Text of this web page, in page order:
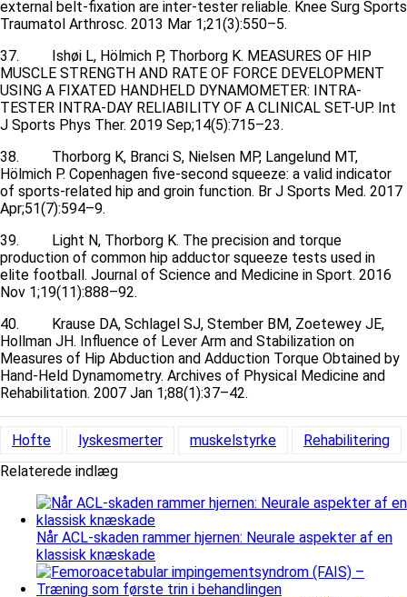
external belt-fixation are inter-tester reliable. Knee Surg Sports
Traumatol Arthrosc. 2013 Mar 1;21(3):550–5.
37. Ishøi L, Hölmich P, Thorborg K. MEASURES OF HIP
MUSCLE STRENGTH AND RATE OF FORCE DEVELOPMENT
USING A FIXATED HANDHELD DYNAMOMETER: INTRA-
TESTER INTRA-DAY RELIABILITY OF A CLINICAL SET-UP. Int
J Sports Phys Ther. 2019 Sep;14(5):715–23.
38. Thorborg K, Branci S, Nielsen MP, Langelund MT,
Hölmich P. Copenhagen five-second squeeze: a valid indicator
of sports-related hip and groin function. Br J Sports Med. 2017
Apr;51(7):594–9.
39. Light N, Thorborg K. The precision and torque
production of common hip adductor squeeze tests used in
elite football. Journal of Science and Medicine in Sport. 2016
Nov 1;19(11):888–92.
40. Krause DA, Schlagel SJ, Stember BM, Zoetewey JE,
Hollman JH. Influence of Lever Arm and Stabilization on
Measures of Hip Abduction and Adduction Torque Obtained by
Hand-Held Dynamometry. Archives of Physical Medicine and
Rehabilitation. 2007 Jan 1;88(1):37–42.
Hofte lyskesmerter muskelstyrke
Rehabilitering
Relaterede indlæg
Når ACL-skaden rammer hjernen: Neurale aspekter af en
klassisk knæskade